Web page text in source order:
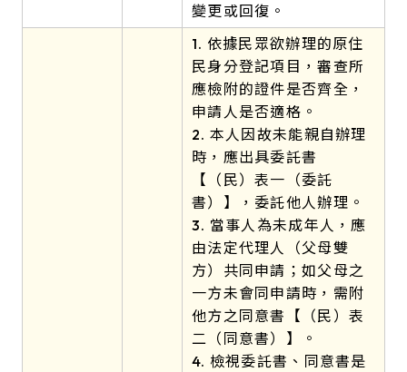
變更或回復。
1. 依據民眾欲辦理的原住
民身分登記項目，審查所
應檢附的證件是否齊全，
申請人是否適格。
2. 本人因故未能親自辦理
時，應出具委託書
【（民）表一（委託
書）】，委託他人辦理。
3. 當事人為未成年人，應
由法定代理人（父母雙
方）共同申請；如父母之
一方未會同申請時，需附
他方之同意書【（民）表
二（同意書）】。
4. 檢視委託書、同意書是